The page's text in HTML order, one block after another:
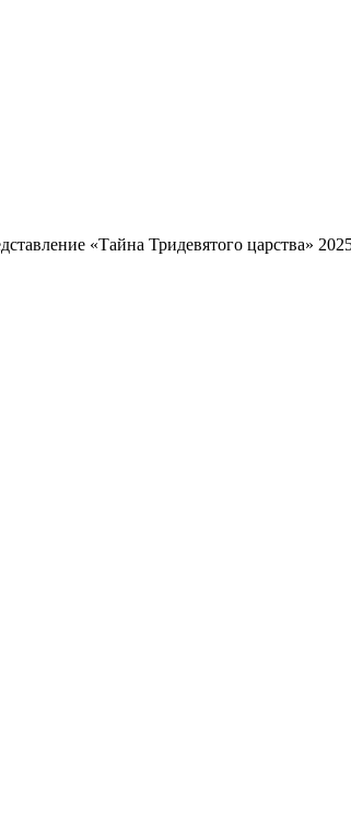
«Тайна Тридевятого царства»